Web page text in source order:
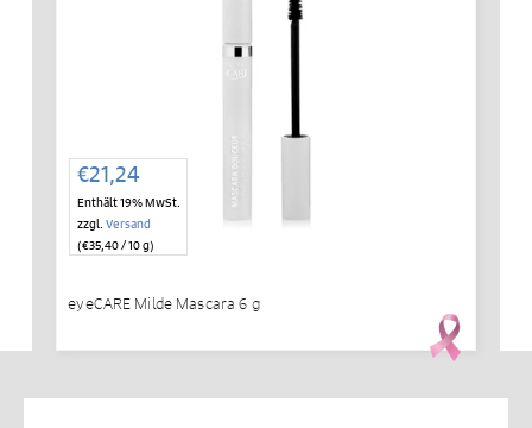
€21,24
Enthält 19% MwSt.
zzgl. Versand
(€35,40/ 10 g)
eyeCARE Milde Mascara 6 g